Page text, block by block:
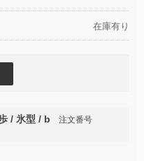
在庫有り
/ 氷型 / b
注文番号